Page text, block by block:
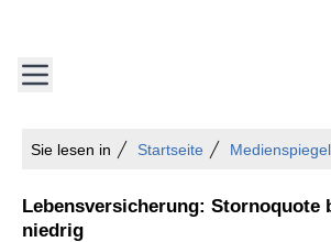
Sie lesen in Startseite Medienspiegel
Lebensversicherung: Stornoquote
niedrig